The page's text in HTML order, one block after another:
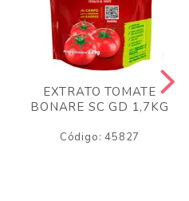
EXTRATO TOMATE
BONARE SC GD 1,7KG
Código: 45827